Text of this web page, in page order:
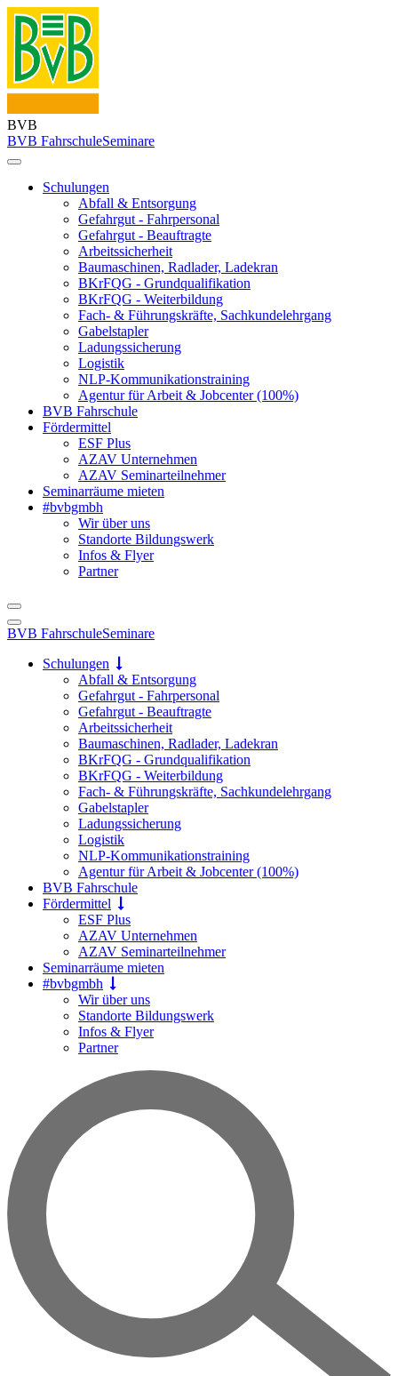
BVB
BVB FahrschuleSeminare
Schulungen
Abfall & Entsorgung
Gefahrgut - Fahrpersonal
Gefahrgut - Beauftragte
Arbeitssicherheit
Baumaschinen, Radlader, Ladekran
BKrFQG - Grundqualifikation
BKrFQG - Weiterbildung
Fach- & Führungskräfte, Sachkundelehrgang
Gabelstapler
Ladungssicherung
Logistik
NLP-Kommunikationstraining
Agentur für Arbeit & Jobcenter (100%)
BVB Fahrschule
Fördermittel
ESF Plus
AZAV Unternehmen
AZAV Seminarteilnehmer
Seminarräume mieten
#bvbgmbh
Wir über uns
Standorte Bildungswerk
Infos & Flyer
Partner
BVB FahrschuleSeminare
Schulungen
Abfall & Entsorgung
Gefahrgut - Fahrpersonal
Gefahrgut - Beauftragte
Arbeitssicherheit
Baumaschinen, Radlader, Ladekran
BKrFQG - Grundqualifikation
BKrFQG - Weiterbildung
Fach- & Führungskräfte, Sachkundelehrgang
Gabelstapler
Ladungssicherung
Logistik
NLP-Kommunikationstraining
Agentur für Arbeit & Jobcenter (100%)
BVB Fahrschule
Fördermittel
ESF Plus
AZAV Unternehmen
AZAV Seminarteilnehmer
Seminarräume mieten
#bvbgmbh
Wir über uns
Standorte Bildungswerk
Infos & Flyer
Partner